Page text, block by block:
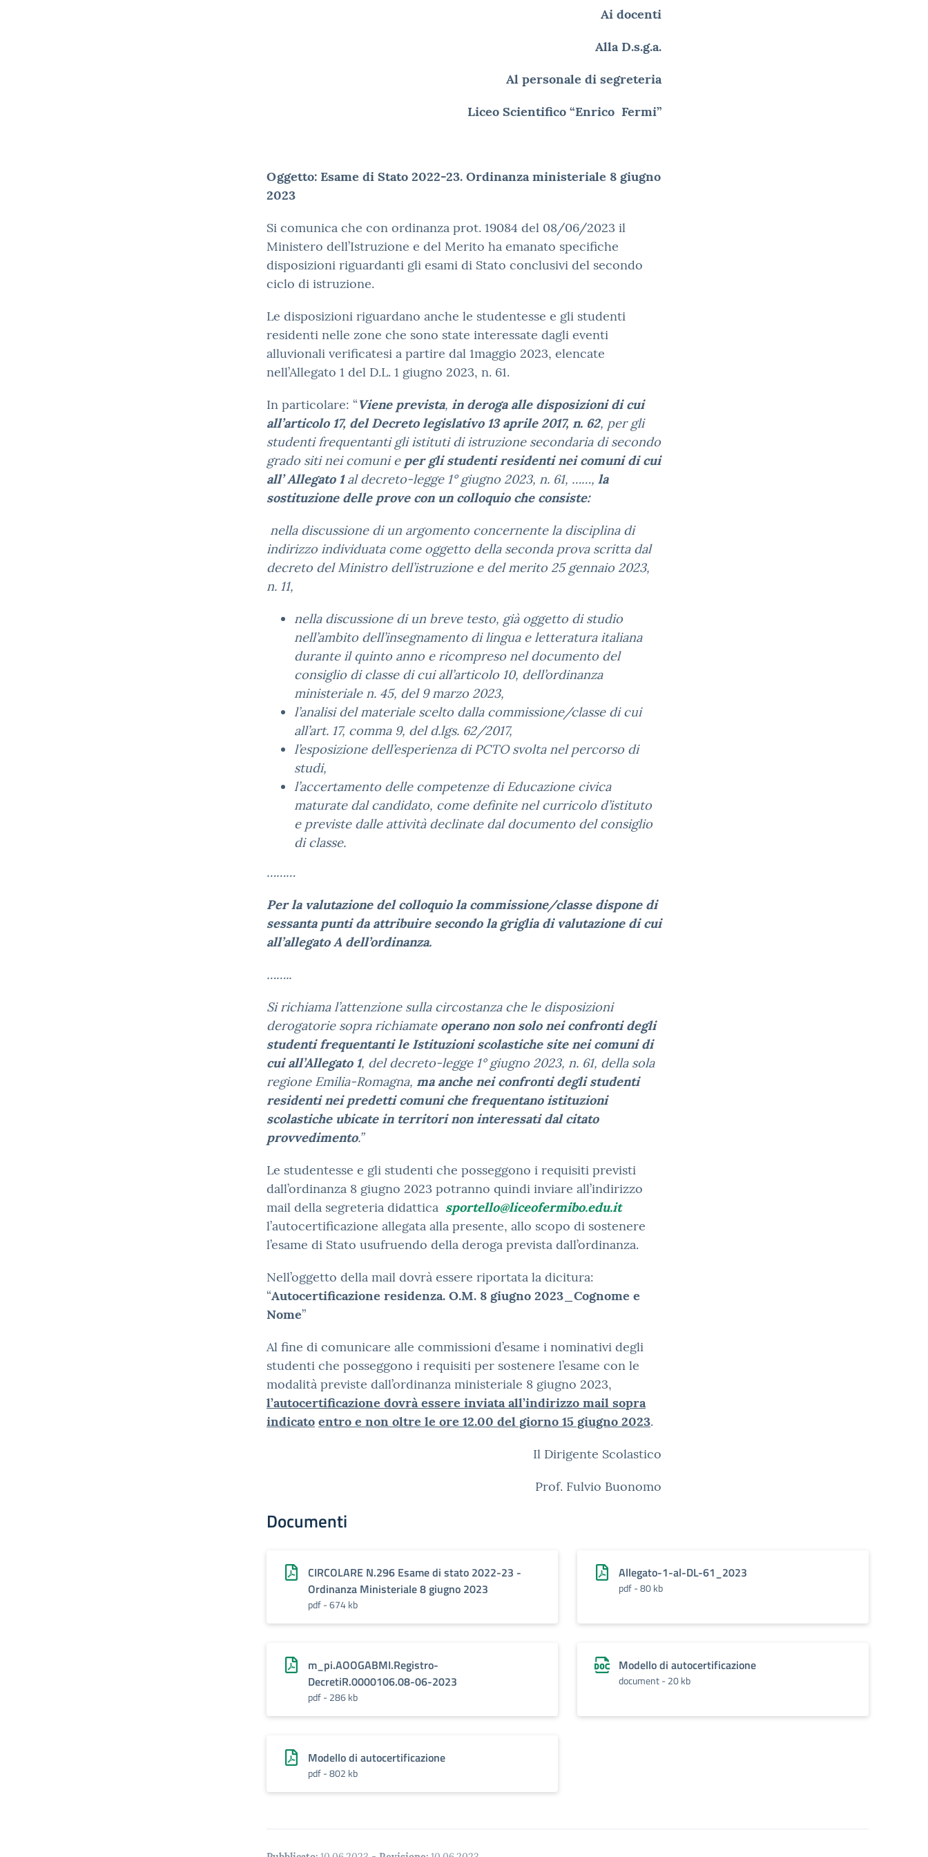
Ai docenti
Alla D.s.g.a.
Al personale di segreteria
Liceo Scientifico “Enrico Fermi”
Oggetto: Esame di Stato 2022-23. Ordinanza ministeriale 8 giugno
2023
Si comunica che con ordinanza prot. 19084 del 08/06/2023 il
Ministero dell’Istruzione e del Merito ha emanato specifiche
disposizioni riguardanti gli esami di Stato conclusivi del secondo
ciclo di istruzione.
Le disposizioni riguardano anche le studentesse e gli studenti
residenti nelle zone che sono state interessate dagli eventi
alluvionali verificatesi a partire dal 1maggio 2023, elencate
nell’Allegato 1 del D.L. 1 giugno 2023, n. 61.
In particolare: “Viene prevista, in deroga alle disposizioni di cui
all’articolo 17, del Decreto legislativo 13 aprile 2017, n. 62, per gli
studenti frequentanti gli istituti di istruzione secondaria di secondo
grado siti nei comuni e per gli studenti residenti nei comuni di cui
all’ Allegato 1al decreto-legge 1° giugno 2023, n. 61, ……, la
sostituzione delle prove con un colloquio che consiste:
nella discussione di un argomento concernente la disciplina di
indirizzo individuata come oggetto della seconda prova scritta dal
decreto del Ministro dell’istruzione e del merito 25 gennaio 2023,
n. 11,
nella discussione di un breve testo, già oggetto di studio
nell’ambito dell’insegnamento di lingua e letteratura italiana
durante il quinto anno e ricompreso nel documento del
consiglio di classe di cui all’articolo 10, dell’ordinanza
ministeriale n. 45, del 9 marzo 2023,
l’analisi del materiale scelto dalla commissione/classe di cui
all’art. 17, comma 9, del d.lgs. 62/2017,
l’esposizione dell’esperienza di PCTO svolta nel percorso di
studi,
l’accertamento delle competenze di Educazione civica
maturate dal candidato, come definite nel curricolo d’istituto
e previste dalle attività declinate dal documento del consiglio
di classe.
………
Per la valutazione del colloquio la commissione/classe dispone di
sessanta punti da attribuire secondo la griglia di valutazione di cui
all’allegato A dell’ordinanza.
……..
Si richiama l’attenzione sulla circostanza che le disposizioni
derogatorie sopra richiamate operano non solo nei confronti degli
studenti frequentanti le Istituzioni scolastiche site nei comuni di
cui all’Allegato 1, del decreto-legge 1° giugno 2023, n. 61, della sola
regione Emilia-Romagna, ma anche nei confronti degli studenti
residenti nei predetti comuni che frequentano istituzioni
scolastiche ubicate in territori non interessati dal citato
provvedimento.”
Le studentesse e gli studenti che posseggono i requisiti previsti
dall’ordinanza 8 giugno 2023 potranno quindi inviare all’indirizzo
mail della segreteria didattica sportello@liceofermibo.edu.it
l’autocertificazione allegata alla presente, allo scopo di sostenere
l’esame di Stato usufruendo della deroga prevista dall’ordinanza.
Nell’oggetto della mail dovrà essere riportata la dicitura:
“Autocertificazione residenza. O.M. 8 giugno 2023_Cognome e
Nome”
Al fine di comunicare alle commissioni d’esame i nominativi degli
studenti che posseggono i requisiti per sostenere l’esame con le
modalità previste dall’ordinanza ministeriale 8 giugno 2023,
l’autocertificazione dovrà essere inviata all’indirizzo mail sopra
indicato entro e non oltre le ore 12.00 del giorno 15 giugno 2023.
Il Dirigente Scolastico
Prof. Fulvio Buonomo
Documenti
CIRCOLARE N.296 Esame di stato 2022-23 -
Ordinanza Ministeriale 8 giugno 2023
pdf - 674 kb
Allegato-1-al-DL-61_2023
pdf - 80 kb
m_pi.AOOGABMI.Registro-
DecretiR.0000106.08-06-2023
pdf - 286 kb
Modello di autocertificazione
document - 20 kb
Modello di autocertificazione
pdf - 802 kb